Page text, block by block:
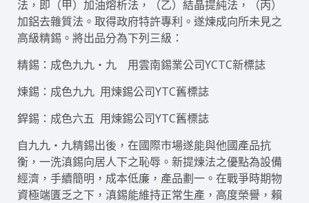
法，即（甲）加油熔析法，（乙）結晶提純法，（丙）
加鋁去雜質法。取得政府特許專利。遂煉成向所未見之
高級精錫。將出品分為下列三級：
精錫：成色九九‧九 用雲南錫業公司YCTC新標誌
煉錫：成色九九 用煉錫公司YTC舊標誌
銲錫：成色六五 用煉錫公司YTC舊標誌
自九九‧九精錫出後，在國際市場遂能與他國產品抗
衡，一洗滇錫向居人下之恥辱。新提煉法之優點為設備
經濟，手續簡明，成本低廉，產品劃一。在戰爭時期物
資極端匱乏之下，滇錫能維持正常生產，高度榮譽，賴